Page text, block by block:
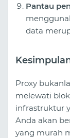
Pantau
data
Proxy
melewati
infrastruktur
Anda akan
yang murah